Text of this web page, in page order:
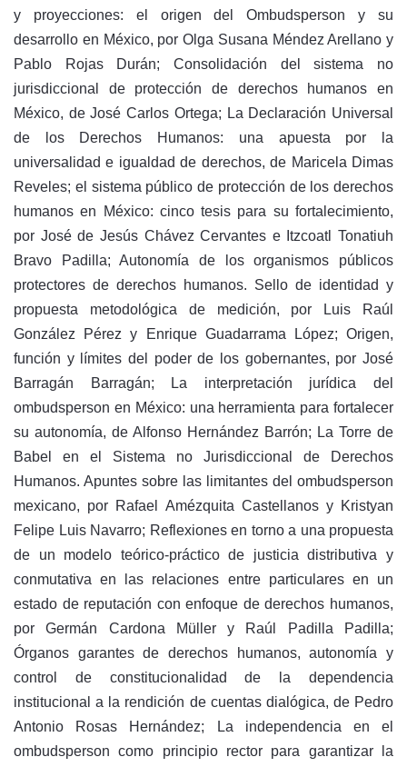
y proyecciones: el origen del Ombudsperson y su
desarrollo en México, por Olga Susana Méndez Arellano y
Pablo Rojas Durán; Consolidación del sistema no
jurisdiccional de protección de derechos humanos en
México, de José Carlos Ortega; La Declaración Universal
de los Derechos Humanos: una apuesta por la
universalidad e igualdad de derechos, de Maricela Dimas
Reveles; el sistema público de protección de los derechos
humanos en México: cinco tesis para su fortalecimiento,
por José de Jesús Chávez Cervantes e Itzcoatl Tonatiuh
Bravo Padilla; Autonomía de los organismos públicos
protectores de derechos humanos. Sello de identidad y
propuesta metodológica de medición, por Luis Raúl
González Pérez y Enrique Guadarrama López; Origen,
función y límites del poder de los gobernantes, por José
Barragán Barragán; La interpretación jurídica del
ombudsperson en México: una herramienta para fortalecer
su autonomía, de Alfonso Hernández Barrón; La Torre de
Babel en el Sistema no Jurisdiccional de Derechos
Humanos. Apuntes sobre las limitantes del ombudsperson
mexicano, por Rafael Amézquita Castellanos y Kristyan
Felipe Luis Navarro; Reflexiones en torno a una propuesta
de un modelo teórico-práctico de justicia distributiva y
conmutativa en las relaciones entre particulares en un
estado de reputación con enfoque de derechos humanos,
por Germán Cardona Müller y Raúl Padilla Padilla;
Órganos garantes de derechos humanos, autonomía y
control de constitucionalidad de la dependencia
institucional a la rendición de cuentas dialógica, de Pedro
Antonio Rosas Hernández; La independencia en el
ombudsperson como principio rector para garantizar la